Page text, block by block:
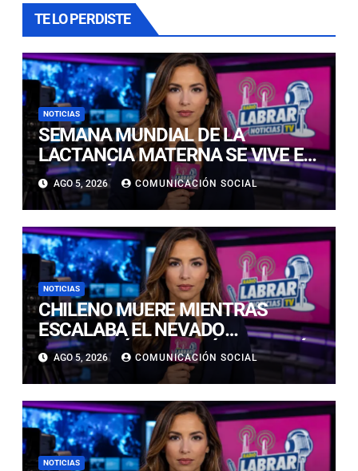
TE LO PERDISTE
NOTICIAS
SEMANA MUNDIAL DE LA
LACTANCIA MATERNA SE VIVE EN
COPIAPÓ CON FERIA EDUCATIVA
ABIERTA A LA COMUNIDAD
AGO 5, 2026 COMUNICACIÓN SOCIAL
NOTICIAS
CHILENO MUERE MIENTRAS
ESCALABA EL NEVADO
HUASCARÁN EN PERÚ: SE HABRÍA
PRECIPITADO DESDE 900 METROS
AGO 5, 2026 COMUNICACIÓN SOCIAL
NOTICIAS